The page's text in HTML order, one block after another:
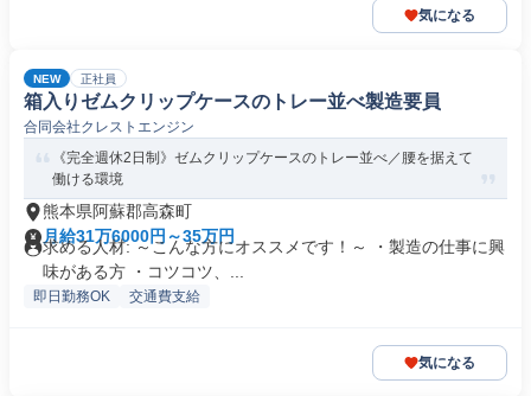
気になる
NEW 正社員
箱入りゼムクリップケースのトレー並べ製造要員
合同会社クレストエンジン
《完全週休2日制》ゼムクリップケースのトレー並べ／腰を据えて
働ける環境
熊本県阿蘇郡高森町
月給31万6000円～35万円
求める人材: ～こんな方にオススメです！～ ・製造の仕事に興
味がある方 ・コツコツ、...
即日勤務OK 交通費支給
気になる